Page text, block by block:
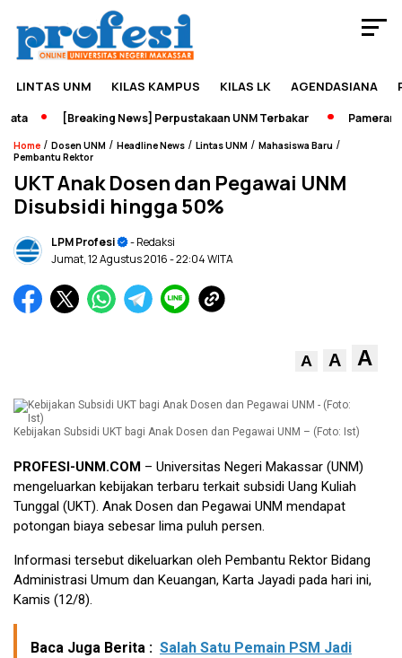
LINTAS UNM KILAS KAMPUS KILAS LK AGENDASIANA
[Breaking News] Perpustakaan UNM Terbakar Pameran
Home / Dosen UNM / Headline News / Lintas UNM / Mahasiswa Baru /
Pembantu Rektor
UKT Anak Dosen dan Pegawai UNM
Disubsidi hingga 50%
LPM Profesi
- Redaksi
Jumat, 12 Agustus 2016- 22:04 WITA
A A A
Kebijakan Subsidi UKT bagi Anak Dosen dan Pegawai UNM – (Foto: Ist)
PROFESI-UNM.COM – Universitas Negeri Makassar (UNM)
mengeluarkan kebijakan terbaru terkait subsidi Uang Kuliah
Tunggal (UKT). Anak Dosen dan Pegawai UNM mendapat
potongan biaya sebesar lima puluh persen.
Informasi tersebut dikeluarkan oleh Pembantu Rektor Bidang
Administrasi Umum dan Keuangan, Karta Jayadi pada hari ini,
Kamis (12/8).
Baca Juga Berita : Salah Satu Pemain PSM Jadi